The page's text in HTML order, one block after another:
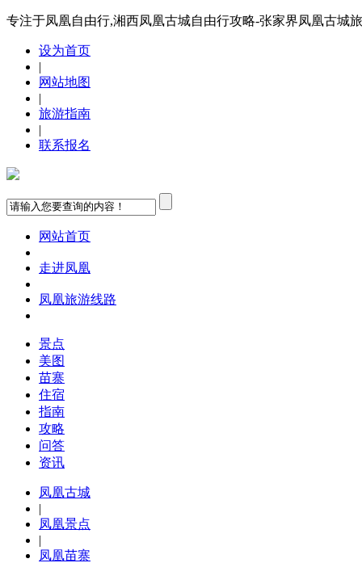
专注于凤凰自由行,湘西凤凰古城自由行攻略-张家界凤凰古城
设为首页
|
网站地图
|
旅游指南
|
联系报名
网站首页
走进凤凰
凤凰旅游线路
景点
美图
苗寨
住宿
指南
攻略
问答
资讯
凤凰古城
|
凤凰景点
|
凤凰苗寨